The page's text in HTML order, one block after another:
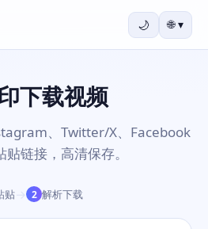
🌙 🌐▾
下载视频
、Twitter/X、Facebook
链接，高清保存。
贴 → 2 解析下载